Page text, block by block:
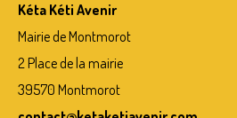
Kéta Kéti Avenir
Mairie de Montmorot
2 Place de la mairie
39570 Montmorot